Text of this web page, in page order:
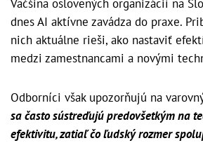
Väčšina oslovených organizácií na
dnes AI aktívne zavádza do praxe.
nich aktuálne rieši, ako nastaviť
medzi zamestnancami a novými
Odborníci však upozorňujú na
sa často sústreďujú predovšetkým na
efektivitu, zatiaľ čo ľudský rozmer